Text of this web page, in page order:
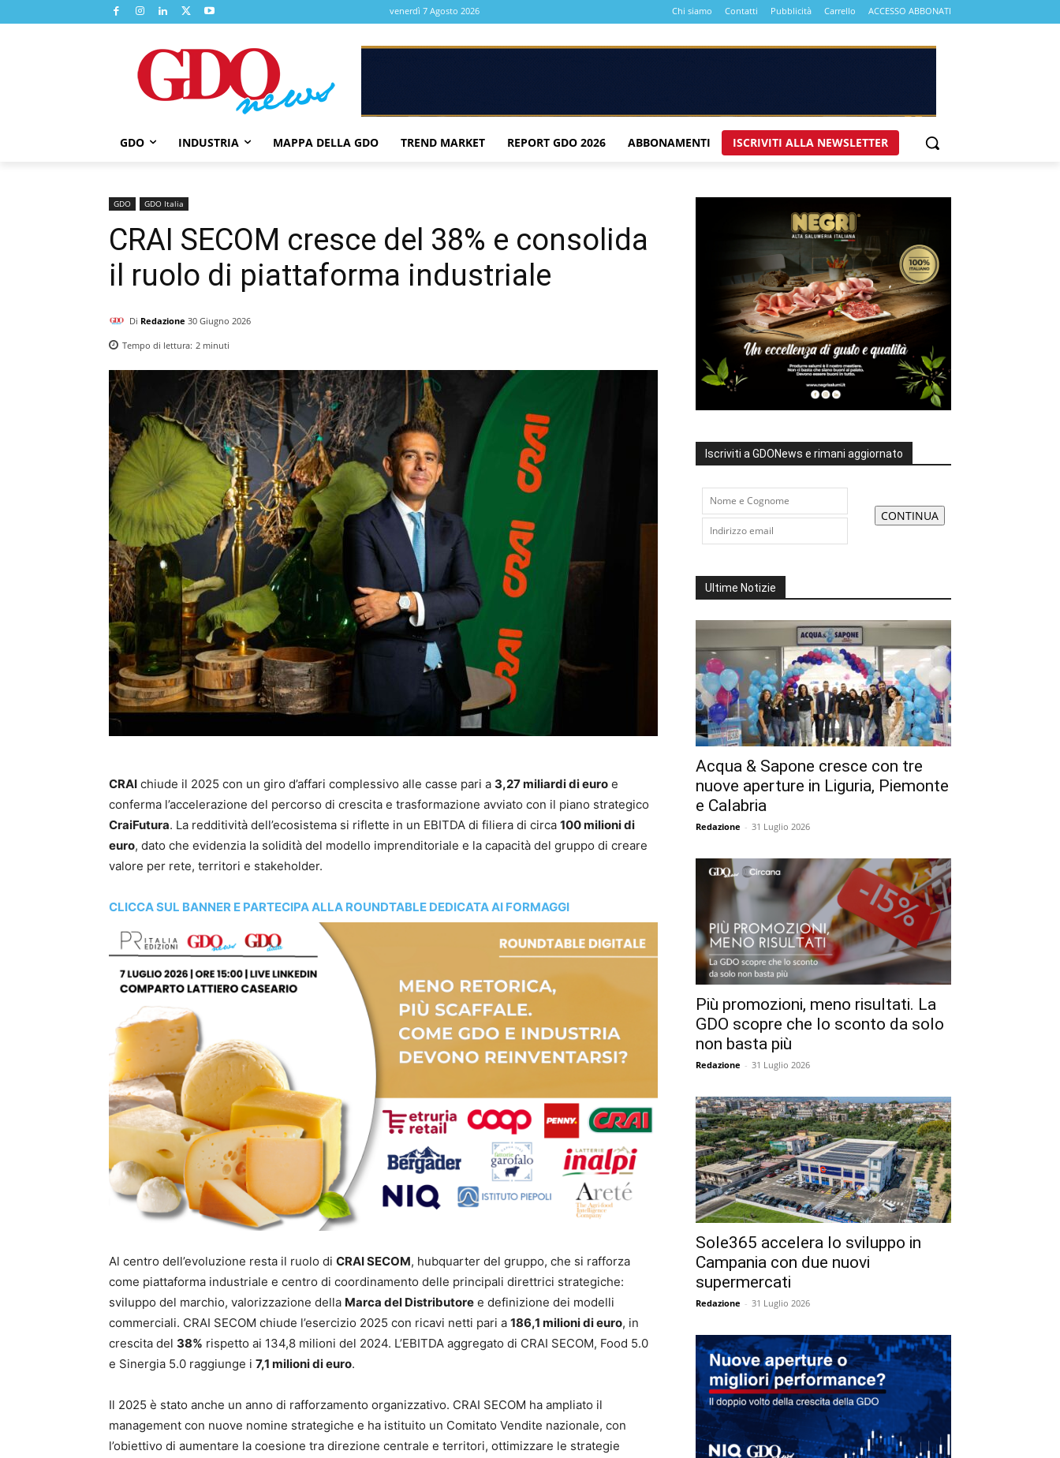
venerdì 7 Agosto 2026 Chi siamo Contatti Pubblicità Carrello ACCESSO ABBONATI
GDO INDUSTRIA MAPPA DELLA GDO TREND MARKET REPORT GDO 2026 ABBONAMENTI ISCRIVITI ALLA NEWSLETTER
GDO GDO Italia
CRAI SECOM cresce del 38% e consolida
il ruolo di piattaforma industriale
Di Redazione 30 Giugno 2026
Tempo di lettura: 2 minuti
CRAI chiude il 2025 con un giro d’affari complessivo alle casse pari a 3,27 miliardi di euro e
conferma l’accelerazione del percorso di crescita e trasformazione avviato con il piano strategico
CraiFutura. La redditività dell’ecosistema si riflette in un EBITDA di filiera di circa 100 milioni di
euro, dato che evidenzia la solidità del modello imprenditoriale e la capacità del gruppo di creare
valore per rete, territori e stakeholder.
CLICCA SUL BANNER E PARTECIPA ALLA ROUNDTABLE DEDICATA AI FORMAGGI
Al centro dell’evoluzione resta il ruolo di CRAI SECOM, hubquarter del gruppo, che si rafforza
come piattaforma industriale e centro di coordinamento delle principali direttrici strategiche:
sviluppo del marchio, valorizzazione della Marca del Distributore e definizione dei modelli
commerciali. CRAI SECOM chiude l’esercizio 2025 con ricavi netti pari a 186,1 milioni di euro, in
crescita del 38% rispetto ai 134,8 milioni del 2024. L’EBITDA aggregato di CRAI SECOM, Food 5.0
e Sinergia 5.0 raggiunge i 7,1 milioni di euro.
Il 2025 è stato anche un anno di rafforzamento organizzativo. CRAI SECOM ha ampliato il
management con nuove nomine strategiche e ha istituito un Comitato Vendite nazionale, con
l’obiettivo di aumentare la coesione tra direzione centrale e territori, ottimizzare le strategie
Iscriviti a GDONews e rimani aggiornato
Ultime Notizie
Acqua & Sapone cresce con tre
nuove aperture in Liguria, Piemonte
e Calabria
Redazione - 31 Luglio 2026
Più promozioni, meno risultati. La
GDO scopre che lo sconto da solo
non basta più
Redazione - 31 Luglio 2026
Sole365 accelera lo sviluppo in
Campania con due nuovi
supermercati
Redazione - 31 Luglio 2026